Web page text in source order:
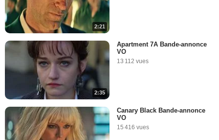
2:21
2:35
Apartment 7A Bande-annonce
VO
13 112 vues
Canary Black Bande-annonce
VO
15 416 vues